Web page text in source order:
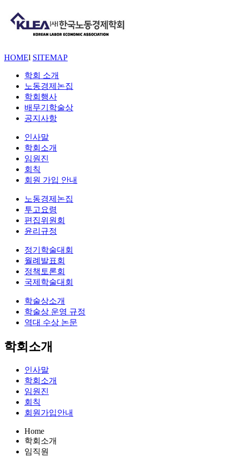
HOMEl SITEMAP
학회 소개
노동경제논집
학회행사
배무기학술상
공지사항
인사말
학회소개
임원진
회칙
회원 가입 안내
노동경제논집
투고요령
편집위원회
윤리규정
정기학술대회
월례발표회
정책토론회
국제학술대회
학술상소개
학술상 운영 규정
역대 수상 논문
학회소개
인사말
학회소개
임원진
회칙
회원가입안내
Home
학회소개
임직원